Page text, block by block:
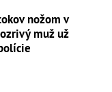
nožom v
muž už